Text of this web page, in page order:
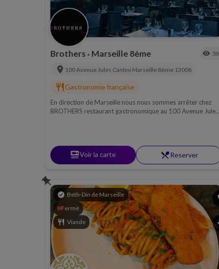
Brothers • Marseille 8ème visibility
location_on 100 Avenue Jules Cantini Marseille 8ème 13008
restaurant Gastronomie française
En direction de Marseille nous nous sommes arrêter chez
BROTHERS restaurant gastronomique au 100 Avenue Jules
set_mealVoir la carte restaurant_menuReserver
push_pin
verified Beth-Din de Marseille
Fermé
restaurant Viande